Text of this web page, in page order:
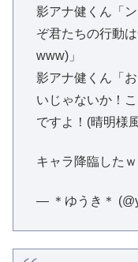
影アナ健くん「
ぞ君たちの行動
www)」
影アナ健くん「
いじゃないか！
ですよ！(晴明様
キャラ降臨した
— ＊ゆうき＊